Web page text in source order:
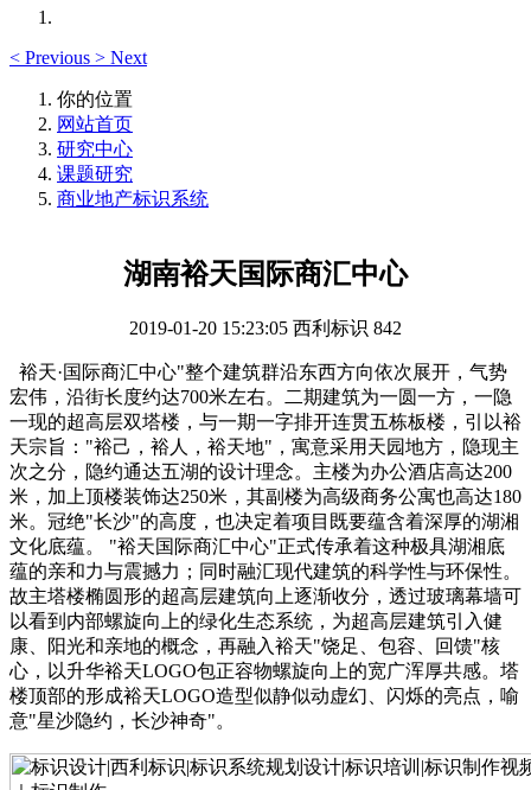
< Previous > Next
你的位置
网站首页
研究中心
课题研究
商业地产标识系统
湖南裕天国际商汇中心
2019-01-20 15:23:05 西利标识 842
裕天·国际商汇中心"整个建筑群沿东西方向依次展开，气势
宏伟，沿街长度约达700米左右。二期建筑为一圆一方，一隐
一现的超高层双塔楼，与一期一字排开连贯五栋板楼，引以裕
天宗旨："裕己，裕人，裕天地"，寓意采用天园地方，隐现主
次之分，隐约通达五湖的设计理念。主楼为办公酒店高达200
米，加上顶楼装饰达250米，其副楼为高级商务公寓也高达180
米。冠绝"长沙"的高度，也决定着项目既要蕴含着深厚的湖湘
文化底蕴。 "裕天国际商汇中心"正式传承着这种极具湖湘底
蕴的亲和力与震撼力；同时融汇现代建筑的科学性与环保性。
故主塔楼椭圆形的超高层建筑向上逐渐收分，透过玻璃幕墙可
以看到内部螺旋向上的绿化生态系统，为超高层建筑引入健
康、阳光和亲地的概念，再融入裕天"饶足、包容、回馈"核
心，以升华裕天LOGO包正容物螺旋向上的宽广浑厚共感。塔
楼顶部的形成裕天LOGO造型似静似动虚幻、闪烁的亮点，喻
意"星沙隐约，长沙神奇"。